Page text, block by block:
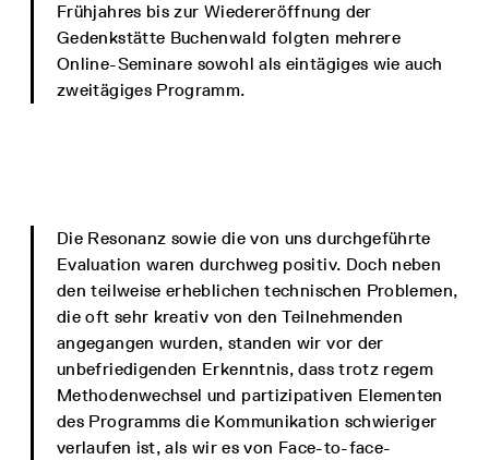
Frühjahres bis zur Wiedereröffnung der
Gedenkstätte Buchenwald folgten mehrere
Online-Seminare sowohl als eintägiges wie auch
zweitägiges Programm.
Die Resonanz sowie die von uns durchgeführte
Evaluation waren durchweg positiv. Doch neben
den teilweise erheblichen technischen Problemen,
die oft sehr kreativ von den Teilnehmenden
angegangen wurden, standen wir vor der
unbefriedigenden Erkenntnis, dass trotz regem
Methodenwechsel und partizipativen Elementen
des Programms die Kommunikation schwieriger
verlaufen ist, als wir es von Face-to-face-